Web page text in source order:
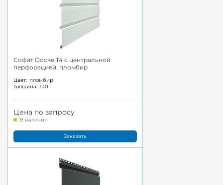
Софит Döcke T4 с центральной
перфорацией, пломбир
Цвет: пломбир
Толщина: 1.10
Цена по запросу
В наличии
Заказать